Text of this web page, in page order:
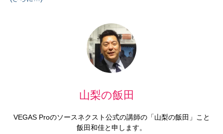
山梨の飯田
VEGAS Proのソースネクスト公式の講師の「山梨の飯田」こと
飯田和佳と申します。